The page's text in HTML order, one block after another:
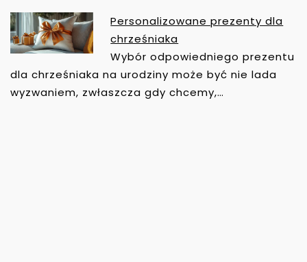
Personalizowane prezenty dla
chrześniaka
Wybór odpowiedniego prezentu
dla chrześniaka na urodziny może być nie lada
wyzwaniem, zwłaszcza gdy chcemy,…